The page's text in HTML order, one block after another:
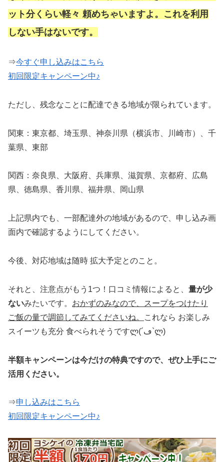
ット分くらい軽々 頼めちゃいますよ。これを利用
しない手はないです。
⇒今すぐ申し込みはこちら
初回限定キャンペーン中♪
ただし、残念なことに配達できる地域が限られています。
関東：東京都、埼玉県、神奈川県（横浜市、川崎市）、千
葉県、東部
関西：奈良県、大阪府、兵庫県、滋賀県、京都府、広島
県、徳島県、香川県、福井県、岡山県
上記県内でも、一部配達外の地域があるので、申し込み画
面内で確認するようにしてください。
今後、対応地域は随時 拡大予定とのこと。
それと、注意点がもう1つ！口コミ情報によると、 量が少
ないみたいです。 おかずのみなので、スープをつけたり
ご飯の量で調節してみてくださいね。
これなら お楽しみ
スイーツも充分 食べられそうですლ(´ڡ`ლ)
半額キャンペーンは今だけの特典ですので、ぜひ上手にご
活用ください。
⇒申し込みはこちら
初回限定キャンペーン中♪